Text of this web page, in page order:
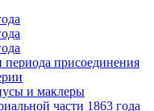
периода присоединения
и маклеры
части 1863 года